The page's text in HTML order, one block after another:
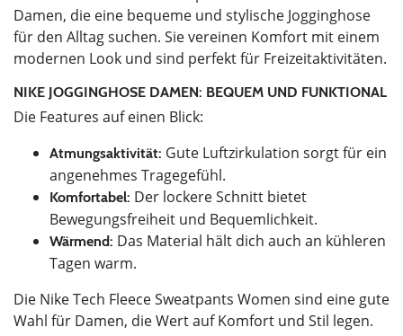
Damen, die eine bequeme und stylische Jogginghose
für den Alltag suchen. Sie vereinen Komfort mit einem
modernen Look und sind perfekt für Freizeitaktivitäten.
NIKE JOGGINGHOSE DAMEN: BEQUEM UND FUNKTIONAL
Die Features auf einen Blick:
Atmungsaktivität: Gute Luftzirkulation sorgt für ein
angenehmes Tragegefühl.
Komfortabel: Der lockere Schnitt bietet
Bewegungsfreiheit und Bequemlichkeit.
Wärmend: Das Material hält dich auch an kühleren
Tagen warm.
Die Nike Tech Fleece Sweatpants Women sind eine gute
Wahl für Damen, die Wert auf Komfort und Stil legen.